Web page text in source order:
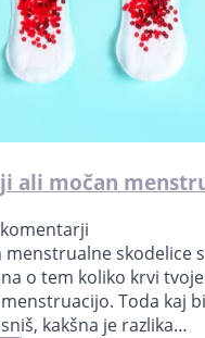
ali močan
skodelice
o tem koliko krvi
Toda kaj
kakšna je razlika…